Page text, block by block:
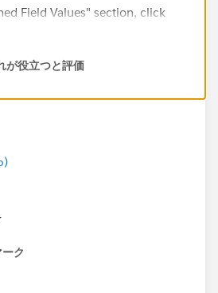
Field Values" section, click
and then select your custom
が役立つと評価
ク